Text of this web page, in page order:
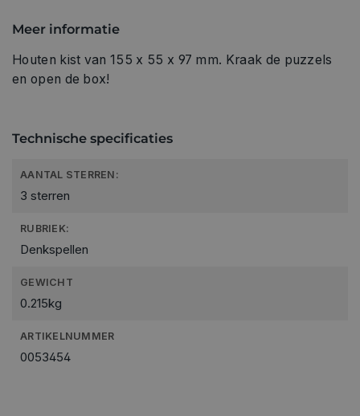
Meer informatie
Houten kist van 155 x 55 x 97 mm. Kraak de puzzels
en open de box!
Technische specificaties
AANTAL STERREN:
3 sterren
RUBRIEK:
Denkspellen
GEWICHT
0.215kg
ARTIKELNUMMER
0053454